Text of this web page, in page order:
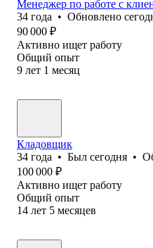
Менеджер по работе с
34 года • Обновлено
90 000 ₽
Активно ищет работу
Общий опыт
9 лет 1 месяц
Кладовщик
34 года • Был сегодня •
100 000 ₽
Активно ищет работу
Общий опыт
14 лет 5 месяцев